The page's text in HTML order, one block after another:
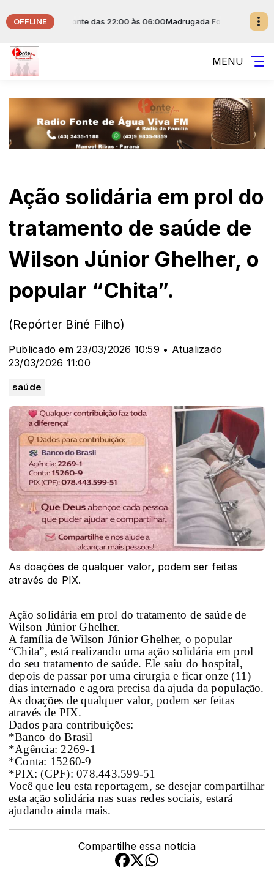
OFFLINE
Musical da Fonte das 22:00 às 06:00Madrugada Fonte de Água
MENU
Ação solidária em prol do
tratamento de saúde de
Wilson Júnior Ghelher, o
popular “Chita”.
(Repórter Biné Filho)
Publicado em 23/03/2026 10:59 • Atualizado
23/03/2026 11:00
saúde
As doações de qualquer valor, podem ser feitas
através de PIX.
Ação solidária em prol do tratamento de saúde de
Wilson Júnior Ghelher.
A família de Wilson Júnior Ghelher, o popular
“Chita”, está realizando uma ação solidária em prol
do seu tratamento de saúde. Ele saiu do hospital,
depois de passar por uma cirurgia e ficar onze (11)
dias internado e agora precisa da ajuda da população.
As doações de qualquer valor, podem ser feitas
através de PIX.
Dados para contribuições:
*Banco do Brasil
*Agência: 2269-1
*Conta: 15260-9
*PIX: (CPF): 078.443.599-51
Você que leu esta reportagem, se desejar compartilhar
esta ação solidária nas suas redes sociais, estará
ajudando ainda mais.
Compartilhe essa notícia